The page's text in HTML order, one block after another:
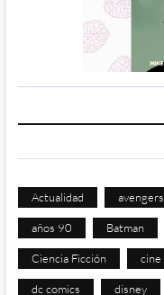
Actualidad avengers
años 90 Batman
Ciencia Ficción cine
dc comics disney